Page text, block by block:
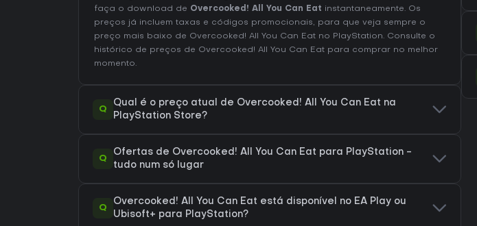
faça o download de Overcooked! All You Can Eat instantaneamente. Os
preços já incluem taxas e códigos promocionais, para que veja sempre o
preço mais baixo de Overcooked! All You Can Eat no PlayStation. Consulte o
histórico de preços de Overcooked! All You Can Eat para comprar no melhor
momento.
Q
Qual é o preço atual de Overcooked! All You Can Eat na
PlayStation Store?
Q
Ofertas de Overcooked! All You Can Eat para PlayStation -
tudo num só lugar
Q
Overcooked! All You Can Eat está disponível no EA Play ou
Ubisoft+ para PlayStation?